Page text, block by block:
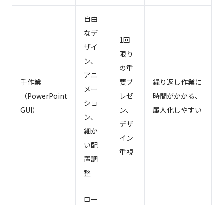
手作業
（PowerPoint
GUI）
自由
なデ
ザイ
ン、
アニ
メー
ショ
ン、
細か
い配
置調
整
1回
限り
の重
要プ
レゼ
ン、
デザ
イン
重視
繰り返し作業に
時間がかかる、
属人化しやすい
ロー